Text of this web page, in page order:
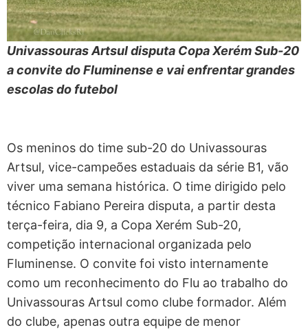
Univassouras Artsul disputa Copa Xerém Sub-20
a convite do Fluminense e vai enfrentar grandes
escolas do futebol
Os meninos do time sub-20 do Univassouras
Artsul, vice-campeões estaduais da série B1, vão
viver uma semana histórica. O time dirigido pelo
técnico Fabiano Pereira disputa, a partir desta
terça-feira, dia 9, a Copa Xerém Sub-20,
competição internacional organizada pelo
Fluminense. O convite foi visto internamente
como um reconhecimento do Flu ao trabalho do
Univassouras Artsul como clube formador. Além
do clube, apenas outra equipe de menor